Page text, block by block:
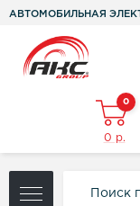
АВТОМОБИЛЬНАЯ
0
0 р.